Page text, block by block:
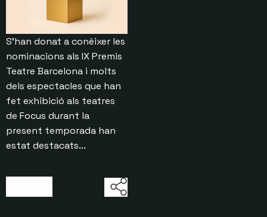
S’han donat a conèixer les
nominacions als IX Premis
Teatre Barcelona i molts
dels espectacles que han
fet exhibició als teatres
de Focus durant la
present temporada han
estat destacats...